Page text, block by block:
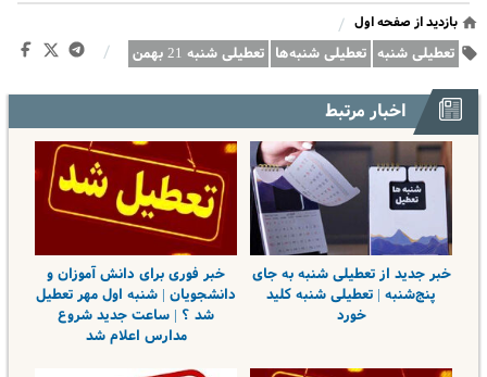
بازدید از صفحه اول /
تعطیلی شنبه تعطیلی شنبه‌ها تعطیلی شنبه 21 بهمن /
اخبار مرتبط
خبر جدید از تعطیلی شنبه به جای
پنج‌شنبه | تعطیلی شنبه کلید
خورد
خبر فوری برای دانش آموزان و
دانشجویان | شنبه اول مهر تعطیل
شد ؟ | ساعت جدید شروع
مدارس اعلام شد